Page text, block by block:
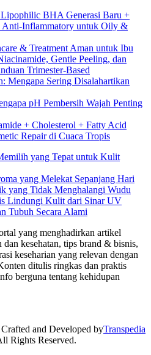
BHA Generasi Baru +
Anti-Inflammatory untuk Oily &
& Treatment Aman untuk Ibu
Gentle Peeling, dan
Trimester-Based
Mengapa Sering Disalahartikan
pH Pembersih Wajah Penting
+ Cholesterol + Fatty Acid
Repair di Cuaca Tropis
yang Tepat untuk Kulit
yang Melekat Sepanjang Hari
yang Tidak Menghalangi Wudu
Lindungi Kulit dari Sinar UV
Tubuh Secara Alami
yang menghadirkan artikel
kesehatan, tips brand & bisnis,
keseharian yang relevan dengan
ditulis ringkas dan praktis
berguna tentang kehidupan
and Developed byTranspedia
Rights Reserved.